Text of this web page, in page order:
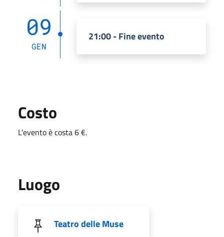
09
GEN
21:00 - Fine evento
Costo
L'evento è costa 6 €.
Luogo
Teatro delle Muse